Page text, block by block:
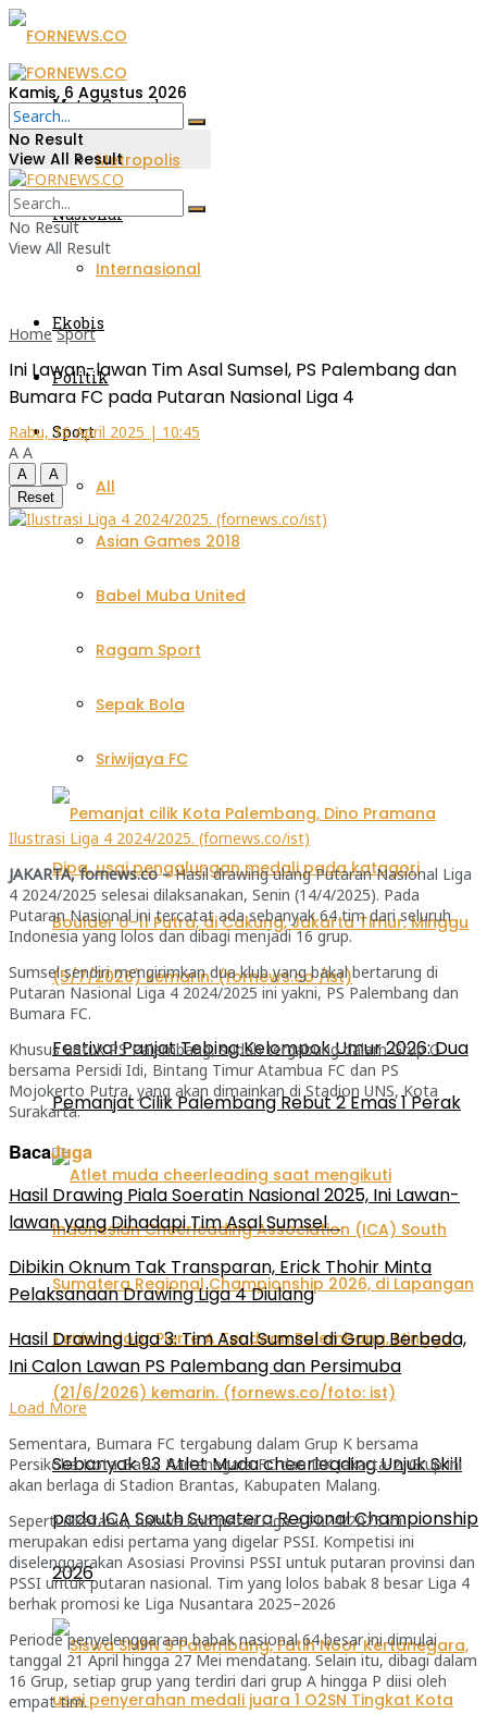
Metro Sumsel
Metropolis
Nasional
Internasional
Ekobis
Politik
Sport
All
Asian Games 2018
Babel Muba United
Ragam Sport
Sepak Bola
Sriwijaya FC
Festival Panjat Tebing Kelompok Umur 2026: Dua
Pemanjat Cilik Palembang Rebut 2 Emas 1 Perak
Sebanyak 93 Atlet Muda cheerleading Unjuk Skill
pada ICA South Sumatera Regional Championship
2026
Kamis, 6 Agustus 2026
No Result
View All Result
No Result
View All Result
Home Sport
Ini Lawan-lawan Tim Asal Sumsel, PS Palembang dan
Bumara FC pada Putaran Nasional Liga 4
Rabu, 16 April 2025 | 10:45
A A
A
A
Reset
Ilustrasi Liga 4 2024/2025. (fornews.co/ist)
JAKARTA, fornews.co –Hasil drawing ulang Putaran Nasional Liga
4 2024/2025 selesai dilaksanakan, Senin (14/4/2025). Pada
Putaran Nasional ini tercatat ada sebanyak 64 tim dari seluruh
Indonesia yang lolos dan dibagi menjadi 16 grup.
Sumsel sendiri mengirimkan dua klub yang bakal bertarung di
Putaran Nasional Liga 4 2024/2025 ini yakni, PS Palembang dan
Bumara FC.
Khusus untuk PS Palembang, sudah tergabung dalam Grup G
bersama Persidi Idi, Bintang Timur Atambua FC dan PS
Mojokerto Putra, yang akan dimainkan di Stadion UNS, Kota
Surakarta.
BacaJuga
Hasil Drawing Piala Soeratin Nasional 2025, Ini Lawan-
lawan yang Dihadapi Tim Asal Sumsel
Dibikin Oknum Tak Transparan, Erick Thohir Minta
Pelaksanaan Drawing Liga 4 Diulang
Hasil Drawing Liga 3: Tim Asal Sumsel di Grup Berbeda,
Ini Calon Lawan PS Palembang dan Persimuba
Load More
Sementara, Bumara FC tergabung dalam Grup K bersama
Persikoba Kota Batu, Kartanegara FC dan DK Jakarta-2. Grup ini
akan berlaga di Stadion Brantas, Kabupaten Malang.
Seperti diketahui, bahwa kompetisi Liga 4 2024/2025 ini
merupakan edisi pertama yang digelar PSSI. Kompetisi ini
diselenggarakan Asosiasi Provinsi PSSI untuk putaran provinsi dan
PSSI untuk putaran nasional. Tim yang lolos babak 8 besar Liga 4
berhak promosi ke Liga Nusantara 2025–2026
Periode penyelenggaraan babak nasional 64 besar ini dimulai
tanggal 21 April hingga 27 Mei mendatang. Selain itu, dibagi dalam
16 Grup, setiap grup yang terdiri dari grup A hingga P diisi oleh
empat tim.